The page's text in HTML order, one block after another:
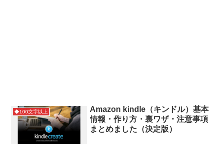
◆100文字以上
Amazon kindle（キンドル）基本
情報・作り方・裏ワザ・注意事項
まとめました（決定版）